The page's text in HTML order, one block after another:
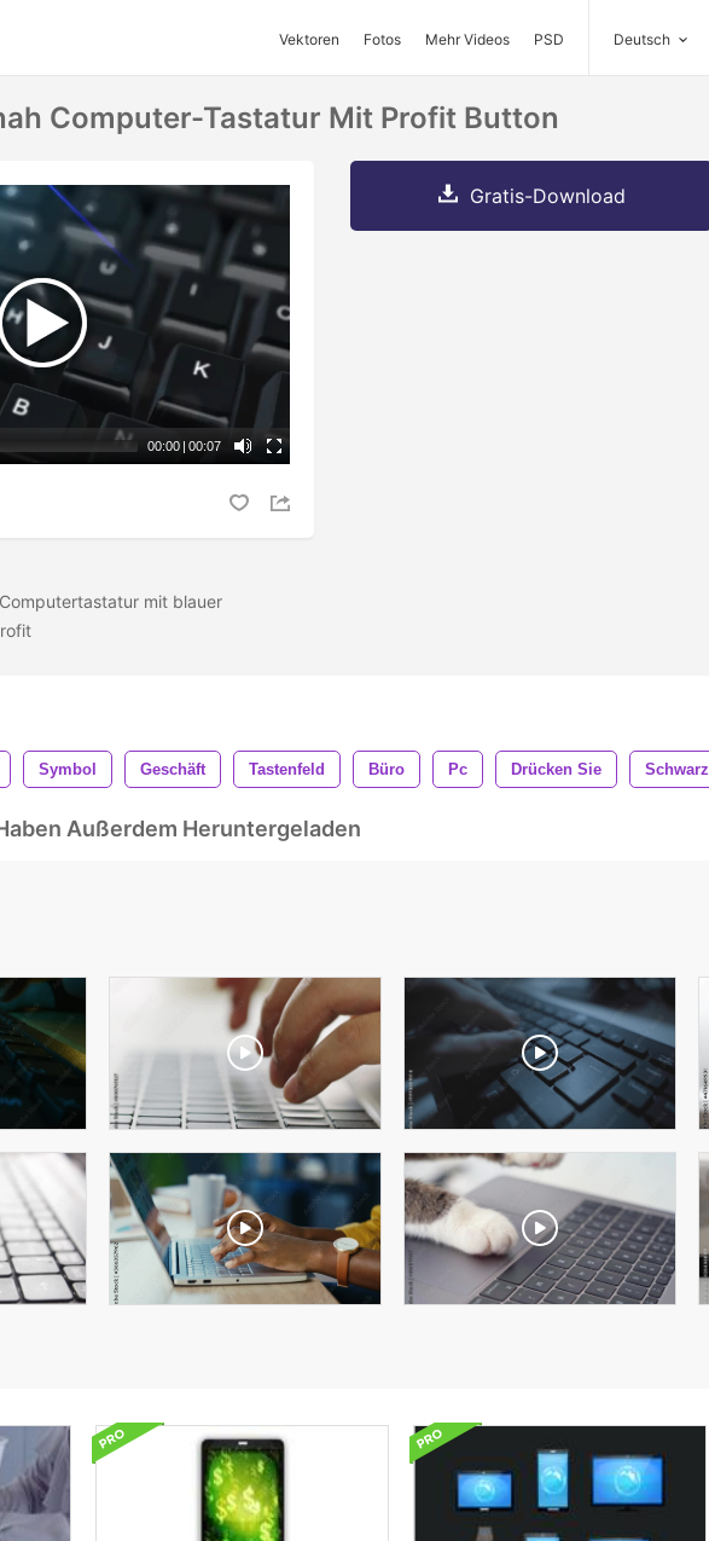
Vektoren Fotos Mehr Videos PSD Deutsch
Computer-Tastatur Mit Profit Button
00:00 | 00:07
mit blauer
Gratis-Download
Symbol Geschäft Tastenfeld Büro Pc Drücken Sie Schwarz
Außerdem Heruntergeladen